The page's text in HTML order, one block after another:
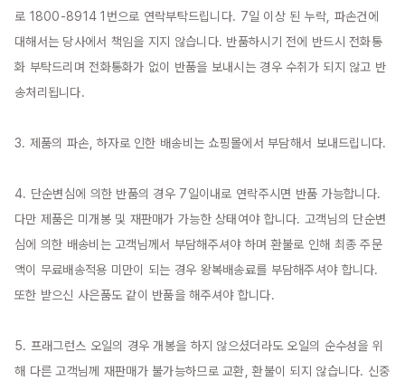
로 1800-8914 1번으로 연락부탁드립니다. 7일 이상 된 누락, 파손건에
대해서는 당사에서 책임을 지지 않습니다. 반품하시기 전에 반드시 전화통
화 부탁드리며 전화통화가 없이 반품을 보내시는 경우 수취가 되지 않고 반
송처리됩니다.
3. 제품의 파손, 하자로 인한 배송비는 쇼핑몰에서 부담해서 보내드립니다.
4. 단순변심에 의한 반품의 경우 7일이내로 연락주시면 반품 가능합니다.
다만 제품은 미개봉 및 재판매가 가능한 상태여야 합니다. 고객님의 단순변
심에 의한 배송비는 고객님께서 부담해주셔야 하며 환불로 인해 최종 주문
액이 무료배송적용 미만이 되는 경우 왕복배송료를 부담해주셔야 합니다.
또한 받으신 사은품도 같이 반품을 해주셔야 합니다.
5. 프래그런스 오일의 경우 개봉을 하지 않으셨더라도 오일의 순수성을 위
해 다른 고객님께 재판매가 불가능하므로 교환, 환불이 되지 않습니다. 신중